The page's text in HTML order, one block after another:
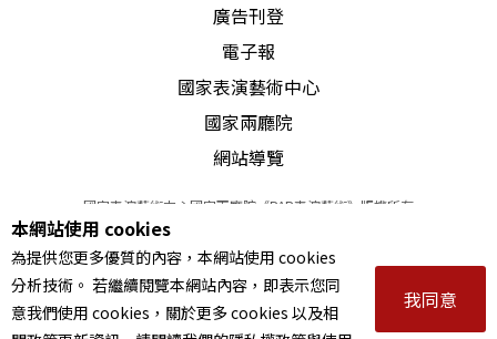
廣告刊登
電子報
國家表演藝術中心
國家兩廳院
網站導覽
國家表演藝術中心國家兩廳院《PAR表演藝術》版權所有
© 2022Performing arts redefined. All Rights Reserved
統一編號 Tax Id number 00973926
本站所提供相關演出資訊，如有異動應以主辦單位公告為準。
服務條款｜隱私權聲明｜著作權聲明
本網站使用 cookies
為提供您更多優質的內容，本網站使用 cookies
分析技術。 若繼續閱覽本網站內容，即表示您同
意我們使用 cookies，關於更多 cookies 以及相
我同意